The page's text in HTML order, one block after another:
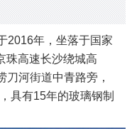
年，坐落于国家
珠高速长沙绕城高
河街道中青路旁，
具有15年的玻璃钢制